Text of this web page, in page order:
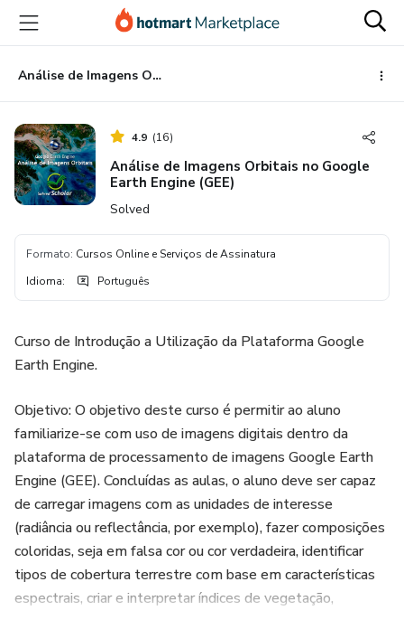
para
conteúdo
principal
para
pagamento
para
rodapé
Análise de Imagens Orbitais no Google Earth Engine (GEE)
4.9 (16)
Análise de Imagens Orbitais no Google
Earth Engine (GEE)
Solved
Formato: Cursos Online e Serviços de Assinatura
Idioma: Português
Curso de Introdução a Utilização da Plataforma Google
Earth Engine.
Objetivo: O objetivo deste curso é permitir ao aluno
familiarize-se com uso de imagens digitais dentro da
plataforma de processamento de imagens Google Earth
Engine (GEE). Concluídas as aulas, o aluno deve ser capaz
de carregar imagens com as unidades de interesse
(radiância ou reflectância, por exemplo), fazer composições
coloridas, seja em falsa cor ou cor verdadeira, identificar
tipos de cobertura terrestre com base em características
espectrais, criar e interpretar índices de vegetação,